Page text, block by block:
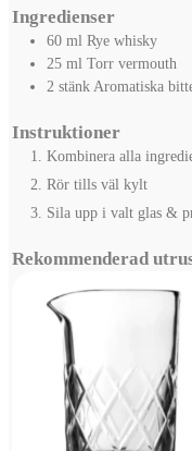
Ingredienser
60 ml Rye whisky
25 ml Torr vermouth
2 stänkAromatiska
Instruktioner
Kombinera alla
Rör tills väl kylt
Sila upp i valt glas &
Rekommenderad